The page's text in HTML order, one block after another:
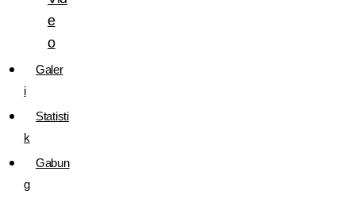
e
o
Galer
i
Statisti
k
Gabun
g